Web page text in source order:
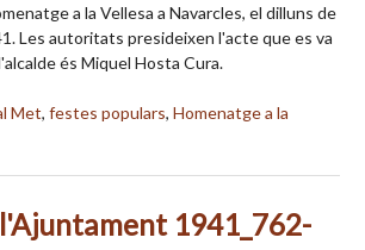
a la Vellesa a Navarcles, el dilluns de
Les autoritats presideixen l'acte que es va
és Miquel Hosta Cura.
Met, festes populars, Homenatge a la
1941_762-